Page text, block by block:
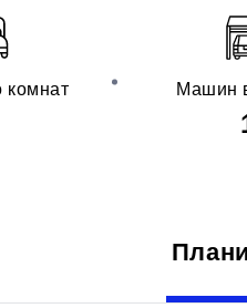
комнат Машин